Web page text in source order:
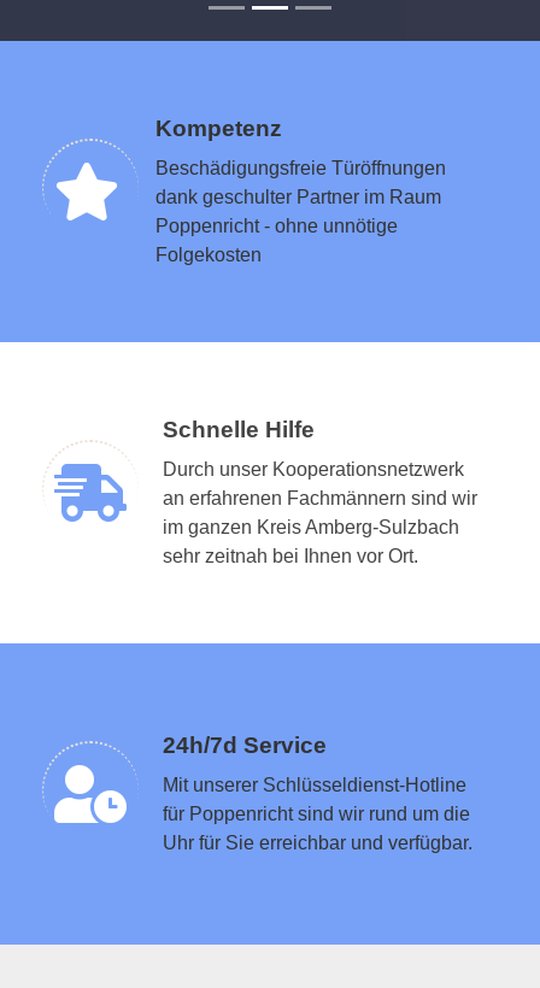
Kompetenz
Beschädigungsfreie Türöffnungen
dank geschulter Partner im Raum
Poppenricht - ohne unnötige
Folgekosten
Schnelle Hilfe
Durch unser Kooperationsnetzwerk
an erfahrenen Fachmännern sind wir
im ganzen Kreis Amberg-Sulzbach
sehr zeitnah bei Ihnen vor Ort.
24h/7d Service
Mit unserer Schlüsseldienst-Hotline
für Poppenricht sind wir rund um die
Uhr für Sie erreichbar und verfügbar.
Schlüsseldienst in der Nähe vermitteln